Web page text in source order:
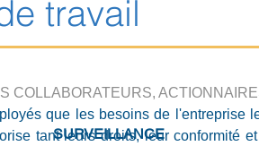
travail
COLLABORATEURS,
que les besoins de l'entreprise
tant leurs droits, leur conformité
SURVEILLANCE